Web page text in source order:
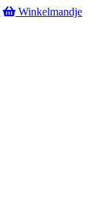
Winkelmandje